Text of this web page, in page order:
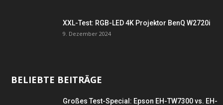
XXL-Test: RGB-LED 4K Projektor BenQ W2720i
9. Dezember 2024
BELIEBTE BEITRÄGE
Großes Test-Special: Epson EH-TW7300 vs. EH-